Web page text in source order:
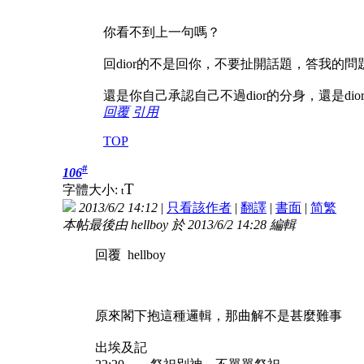
你看不到上一句嗎？
回dior的不是回你，不要扯開話題，答我的問
還是你自己承認自己不過dior的分身，還是
回覆 引用
TOP
106#
字體大小: tT
2013/6/2 14:12 | 只看該作者 | 翻譯 | 書面 | 简繁
本帖最後由 hellboy 於 2013/6/2 14:28 編輯
回覆 hellboy
原來閣下抱這種邏輯，那曲解不是甚麼難事
出埃及記